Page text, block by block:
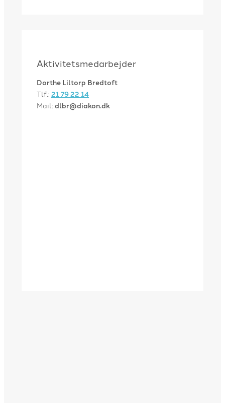
Aktivitetsmedarbejder
Dorthe Liltorp Bredtoft
Tlf.: 21 79 22 14
Mail: dlbr@diakon.dk